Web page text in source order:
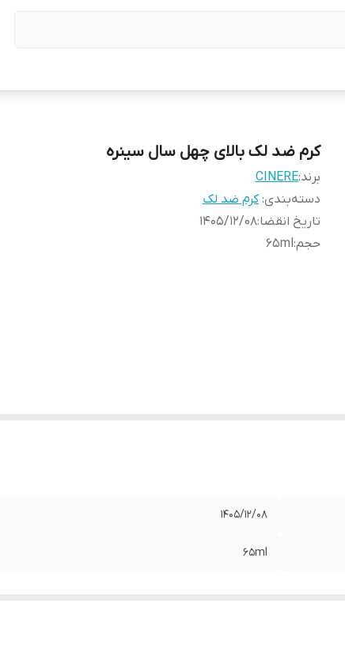
کرم ضد لک بالای چهل سال سینره
برند:CINERE
دسته‌بندی:کرم ضد لک
تاریخ انقضا:
1405/12/08
حجم:
65ml
1405/12/08
65ml